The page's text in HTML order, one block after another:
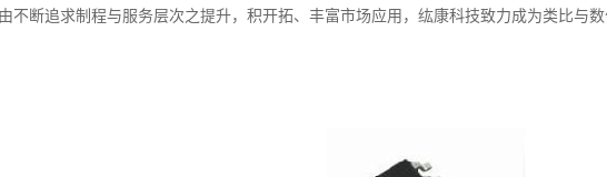
不断追求制程与服务层次之提升，积开拓、丰富市场应用，纮康科技致力成为类比与